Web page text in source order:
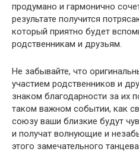
продумано и гармонично
результате получится
который приятно будет
родственникам и друзьям.
Не забывайте, что
участием родственников и
знаком благодарности за их
таком важном событии, как
союзу ваши близкие будут
и получат волнующие и
этого замечательного